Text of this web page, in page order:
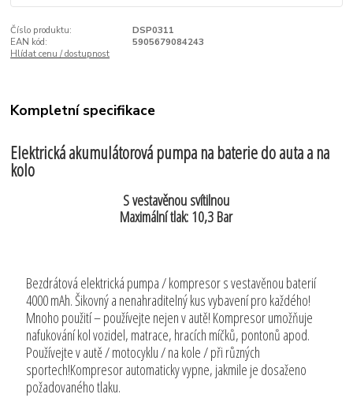
Číslo produktu:
DSP0311
EAN kód:
5905679084243
Hlídat cenu / dostupnost
Kompletní specifikace
Elektrická akumulátorová pumpa na baterie do auta a na
kolo
S vestavěnou svítilnou
Maximální tlak: 10,3 Bar
Bezdrátová elektrická pumpa / kompresor s vestavěnou baterií
4000 mAh. Šikovný a nenahraditelný kus vybavení pro každého!
Mnoho použití – používejte nejen v autě! Kompresor umožňuje
nafukování kol vozidel, matrace, hracích míčků, pontonů apod.
Používejte v autě / motocyklu / na kole / při různých
sportech!Kompresor automaticky vypne, jakmile je dosaženo
požadovaného tlaku.